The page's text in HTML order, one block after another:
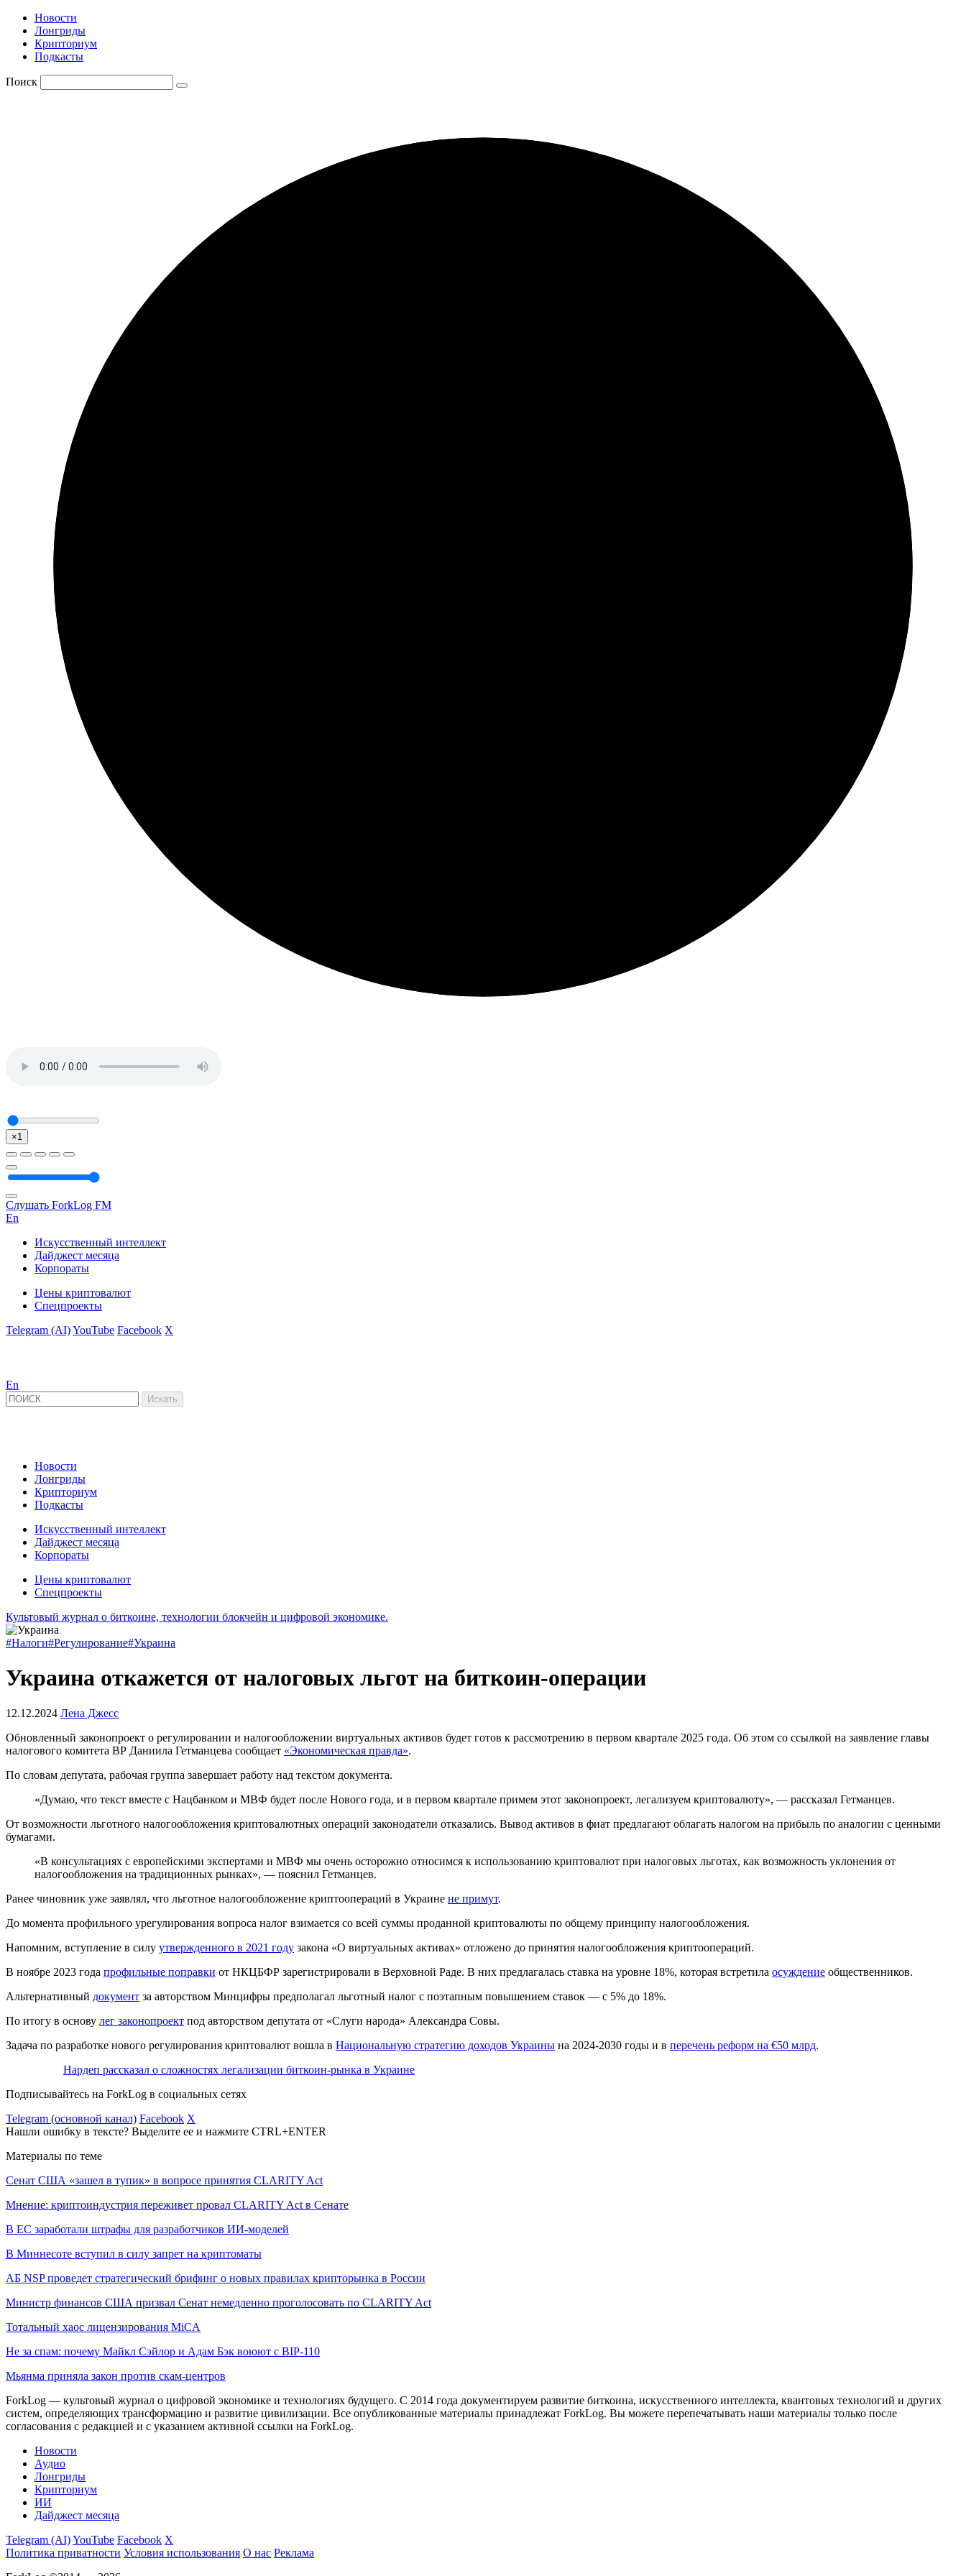
Новости
Лонгриды
Крипториум
Подкасты
Поиск
×1
Слушать ForkLog FM
En
Искусственный интеллект
Дайджест месяца
Корпораты
Цены криптовалют
Спецпроекты
Telegram (AI)YouTube Facebook X
En
Новости
Лонгриды
Крипториум
Подкасты
Искусственный интеллект
Дайджест месяца
Корпораты
Цены криптовалют
Спецпроекты
Культовый журнал о биткоине, технологии блокчейн и цифровой экономике.
#Налоги#Регулирование#Украина
Украина откажется от налоговых льгот на биткоин-операции
12.12.2024 Лена Джесс
Обновленный законопроект о регулировании и налогообложении виртуальных активов будет готов к рассмотрению в первом квартале 2025 года. Об этом со ссылкой на заявление главы
налогового комитета ВР Даниила Гетманцева сообщает «Экономическая правда».
По словам депутата, рабочая группа завершает работу над текстом документа.
«Думаю, что текст вместе с Нацбанком и МВФ будет после Нового года, и в первом квартале примем этот законопроект, легализуем криптовалюту», — рассказал Гетманцев.
От возможности льготного налогообложения криптовалютных операций законодатели отказались. Вывод активов в фиат предлагают облагать налогом на прибыль по аналогии с ценными
бумагами.
«В консультациях с европейскими экспертами и МВФ мы очень осторожно относимся к использованию криптовалют при налоговых льготах, как возможность уклонения от
налогообложения на традиционных рынках», — пояснил Гетманцев.
Ранее чиновник уже заявлял, что льготное налогообложение криптоопераций в Украине не примут.
До момента профильного урегулирования вопроса налог взимается со всей суммы проданной криптовалюты по общему принципу налогообложения.
Напомним, вступление в силу утвержденного в 2021 году закона «О виртуальных активах» отложено до принятия налогообложения криптоопераций.
В ноябре 2023 года профильные поправки от НКЦБФР зарегистрировали в Верховной Раде. В них предлагалась ставка на уровне 18%, которая встретила осуждение общественников.
Альтернативный документ за авторством Минцифры предполагал льготный налог с поэтапным повышением ставок — с 5% до 18%.
По итогу в основу лег законопроект под авторством депутата от «Слуги народа» Александра Совы.
Задача по разработке нового регулирования криптовалют вошла в Национальную стратегию доходов Украины на 2024-2030 годы и в перечень реформ на €50 млрд.
Нардеп рассказал о сложностях легализации биткоин-рынка в Украине
Подписывайтесь на ForkLog в социальных сетях
Telegram (основной канал) Facebook X
Нашли ошибку в тексте? Выделите ее и нажмите CTRL+ENTER
Материалы по теме
Сенат США «зашел в тупик» в вопросе принятия CLARITY Act
Мнение: криптоиндустрия переживет провал CLARITY Act в Сенате
В ЕС заработали штрафы для разработчиков ИИ-моделей
В Миннесоте вступил в силу запрет на криптоматы
АБ NSP проведет стратегический брифинг о новых правилах крипторынка в России
Министр финансов США призвал Сенат немедленно проголосовать по CLARITY Act
Тотальный хаос лицензирования MiCA
Не за спам: почему Майкл Сэйлор и Адам Бэк воюют с BIP-110
Мьянма приняла закон против скам-центров
ForkLog — культовый журнал о цифровой экономике и технологиях будущего. С 2014 года документируем развитие биткоина, искусственного интеллекта, квантовых технологий и других
систем, определяющих трансформацию и развитие цивилизации. Все опубликованные материалы принадлежат ForkLog. Вы можете перепечатывать наши материалы только после
согласования с редакцией и с указанием активной ссылки на ForkLog.
Новости
Аудио
Лонгриды
Крипториум
ИИ
Дайджест месяца
Telegram (AI)YouTube Facebook X
Политика приватности Условия использования О нас Реклама